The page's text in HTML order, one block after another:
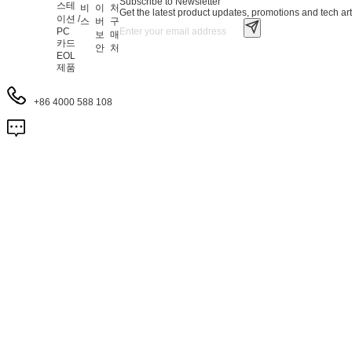
스테
이션 /
PC
카드
EOL
제품
비
스
이
버
보
안
처
구
매
처
Get the latest product updates, promotions and tech
+86 4000 588 108